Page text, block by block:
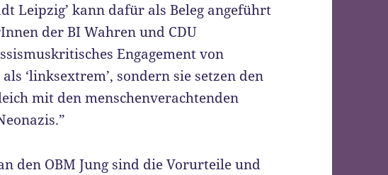
Leipzig’ kann dafür als Beleg angeführt
der BI Wahren und CDU
Engagement von
‘linksextrem’, sondern sie setzen den
mit den menschenverachtenden
den OBM Jung sind die Vorurteile und